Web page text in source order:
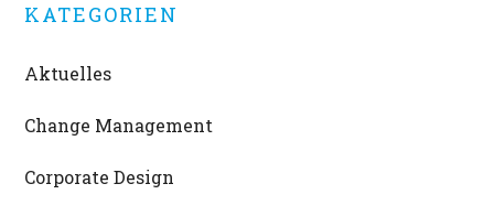
KATEGORIEN
Aktuelles
Change Management
Corporate Design